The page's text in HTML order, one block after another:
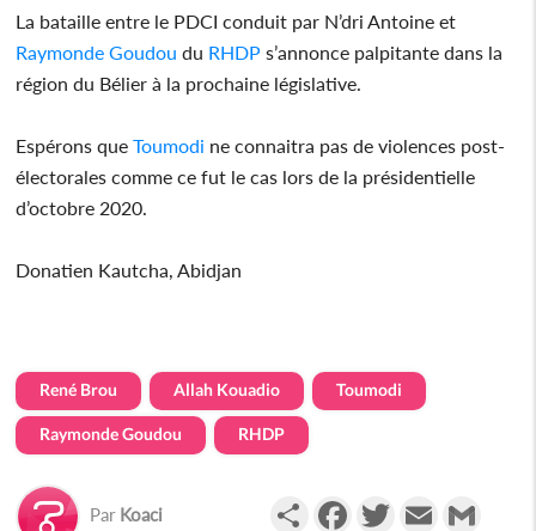
La bataille entre le PDCI conduit par N’dri Antoine et
Raymonde Goudou du RHDP s’annonce palpitante dans la
région du Bélier à la prochaine législative.
Espérons queToumodi ne connaitra pas de violences post-
électorales comme ce fut le cas lors de la présidentielle
d’octobre 2020.
Donatien Kautcha, Abidjan
René Brou Allah Kouadio Toumodi
Raymonde Goudou RHDP
Par Koaci PartagerFacebookTwitterEmail